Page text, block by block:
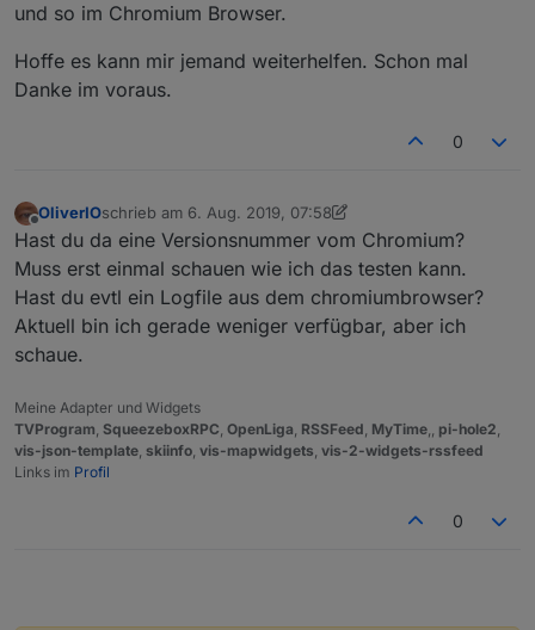
und so im Chromium Browser.
Hoffe es kann mir jemand weiterhelfen. Schon mal
Danke im voraus.
0
Offline
OliverIOschrieb am 6. Aug. 2019, 07:58
zuletzt editiert von OliverIO 8. Juni 2019, 10:29
Hast du da eine Versionsnummer vom Chromium?
Muss erst einmal schauen wie ich das testen kann.
Hast du evtl ein Logfile aus dem chromiumbrowser?
Aktuell bin ich gerade weniger verfügbar, aber ich
schaue.
Meine Adapter und Widgets
TVProgram SqueezeboxRPC OpenLiga RSSFeed MyTime pi-hole2
vis-json-template skiinfo vis-mapwidgets vis-2-widgets-rssfeed
Links im Profil
0